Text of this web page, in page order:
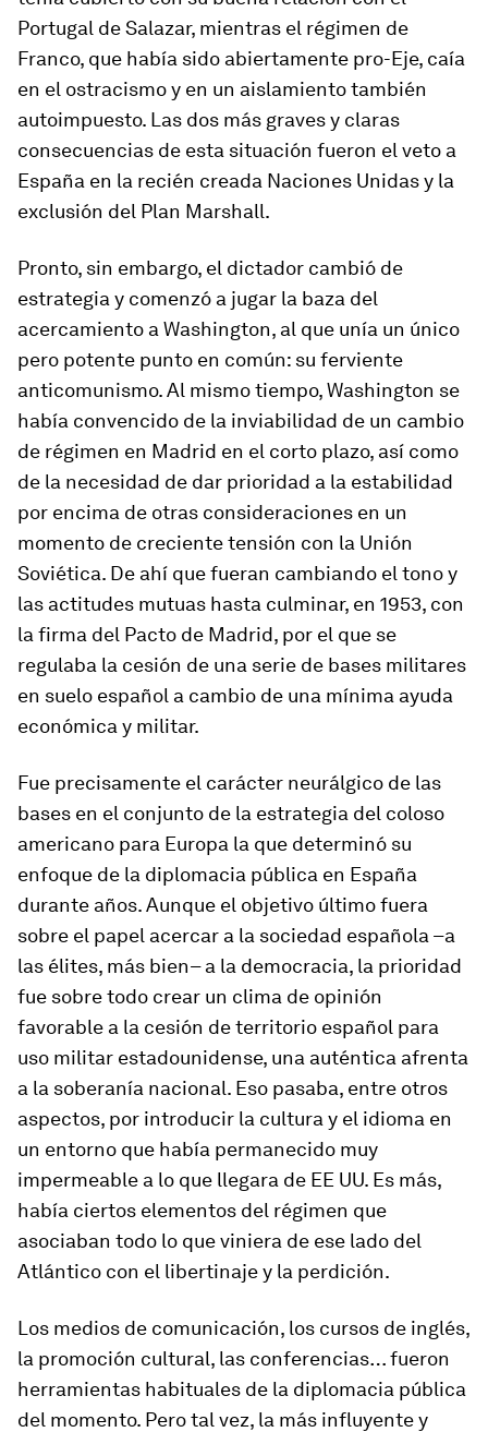
Portugal de Salazar, mientras el régimen de
Franco, que había sido abiertamente pro-Eje, caía
en el ostracismo y en un aislamiento también
autoimpuesto. Las dos más graves y claras
consecuencias de esta situación fueron el veto a
España en la recién creada Naciones Unidas y la
exclusión del Plan Marshall.
Pronto, sin embargo, el dictador cambió de
estrategia y comenzó a jugar la baza del
acercamiento a Washington, al que unía un único
pero potente punto en común: su ferviente
anticomunismo. Al mismo tiempo, Washington se
había convencido de la inviabilidad de un cambio
de régimen en Madrid en el corto plazo, así como
de la necesidad de dar prioridad a la estabilidad
por encima de otras consideraciones en un
momento de creciente tensión con la Unión
Soviética. De ahí que fueran cambiando el tono y
las actitudes mutuas hasta culminar, en 1953, con
la firma del Pacto de Madrid, por el que se
regulaba la cesión de una serie de bases militares
en suelo español a cambio de una mínima ayuda
económica y militar.
Fue precisamente el carácter neurálgico de las
bases en el conjunto de la estrategia del coloso
americano para Europa la que determinó su
enfoque de la diplomacia pública en España
durante años. Aunque el objetivo último fuera
sobre el papel acercar a la sociedad española –a
las élites, más bien– a la democracia, la prioridad
fue sobre todo crear un clima de opinión
favorable a la cesión de territorio español para
uso militar estadounidense, una auténtica afrenta
a la soberanía nacional. Eso pasaba, entre otros
aspectos, por introducir la cultura y el idioma en
un entorno que había permanecido muy
impermeable a lo que llegara de EE UU. Es más,
había ciertos elementos del régimen que
asociaban todo lo que viniera de ese lado del
Atlántico con el libertinaje y la perdición.
Los medios de comunicación, los cursos de inglés,
la promoción cultural, las conferencias… fueron
herramientas habituales de la diplomacia pública
del momento. Pero tal vez, la más influyente y